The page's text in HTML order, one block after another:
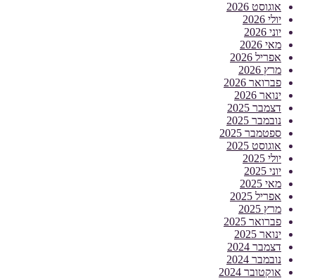
אוגוסט 2026
יולי 2026
יוני 2026
מאי 2026
אפריל 2026
מרץ 2026
פברואר 2026
ינואר 2026
דצמבר 2025
נובמבר 2025
ספטמבר 2025
אוגוסט 2025
יולי 2025
יוני 2025
מאי 2025
אפריל 2025
מרץ 2025
פברואר 2025
ינואר 2025
דצמבר 2024
נובמבר 2024
אוקטובר 2024